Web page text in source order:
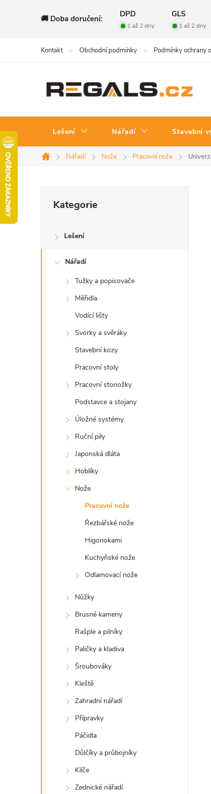
🚚 Doba doručení: DPD GLS
1 až 2 dny 1 až 2 dny
Kontakt Obchodní podmínky Podmínky ochrany
Lešení Nářadí Stavební
Domů
Nářadí Nože Pracovní nože
s
kategorie
Kategorie
Lešení
Nářadí
Tužky a popisovače
Měřidla
Vodící lišty
Svorky a svěráky
Stavební kozy
Pracovní stoly
Pracovní stonožky
Podstavce a stojany
Úložné systémy
Ruční pily
Japonská dláta
Hoblíky
Nože
Pracovní nože
Řezbářské nože
Higonokami
Kuchyňské nože
Odlamovací nože
Nůžky
Brusné kameny
Rašple a pilníky
Paličky a kladiva
Šroubováky
Kleště
Zahradní nářadí
Přípravky
Páčidla
Důlčíky a průbojníky
Klíče
Zednické nářadí